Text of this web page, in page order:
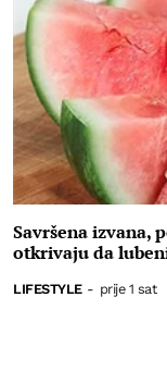
Savršena izvana,
otkrivaju da
LIFESTYLE - prije 1 sat